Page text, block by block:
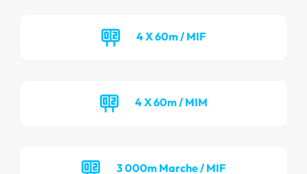
4 X 60m / MIF
4 X 60m / MIM
3 000m Marche / MIF